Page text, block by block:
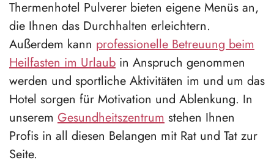
Thermenhotel Pulverer bieten eigene Menüs an,
die Ihnen das Durchhalten erleichtern.
Außerdem kann professionelle Betreuung beim
Heilfasten im Urlaub in Anspruch genommen
werden und sportliche Aktivitäten im und um das
Hotel sorgen für Motivation und Ablenkung. In
unserem Gesundheitszentrum stehen Ihnen
Profis in all diesen Belangen mit Rat und Tat zur
Seite.